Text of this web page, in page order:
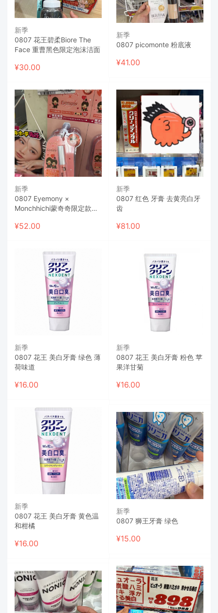
新季
0807 花王碧柔Biore The
Face 重曹黑色限定泡沫洁面
¥30.00
新季
0807 picomonte 粉底液
¥41.00
新季
0807 Eyemony ×
Monchhichi蒙奇奇限定款假
¥52.00
新季
0807 红色 牙膏 去黄亮白牙
齿
¥81.00
新季
0807 花王 美白牙膏 绿色 薄
荷味道
¥16.00
新季
0807 花王 美白牙膏 粉色 苹
果洋甘菊
¥16.00
新季
0807 花王 美白牙膏 黄色温
和柑橘
¥16.00
新季
0807 狮王牙膏 绿色
¥15.00